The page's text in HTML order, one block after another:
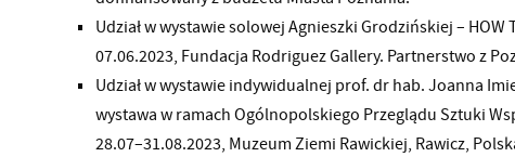
Udział w wystawie solowej Agnieszki Grodzińskiej – HOW
07.06.2023, Fundacja Rodriguez Gallery. Partnerstwo z
Udział w wystawie indywidualnej prof. dr hab. Joanna
wystawa w ramach Ogólnopolskiego Przeglądu Sztuki
28.07–31.08.2023, Muzeum Ziemi Rawickiej, Rawicz,